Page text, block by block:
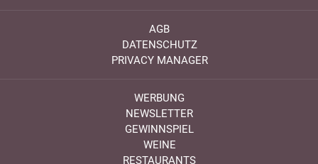
AGB
DATENSCHUTZ
PRIVACY MANAGER
WERBUNG
NEWSLETTER
GEWINNSPIEL
WEINE
RESTAURANTS